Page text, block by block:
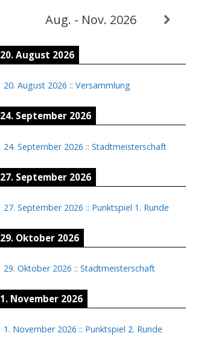
Aug. - Nov. 2026
20. August 2026
20. August 2026 :: Versammlung
24. September 2026
24. September 2026 :: Stadtmeisterschaft
27. September 2026
27. September 2026 :: Punktspiel 1. Runde
29. Oktober 2026
29. Oktober 2026 :: Stadtmeisterschaft
1. November 2026
1. November 2026 :: Punktspiel 2. Runde